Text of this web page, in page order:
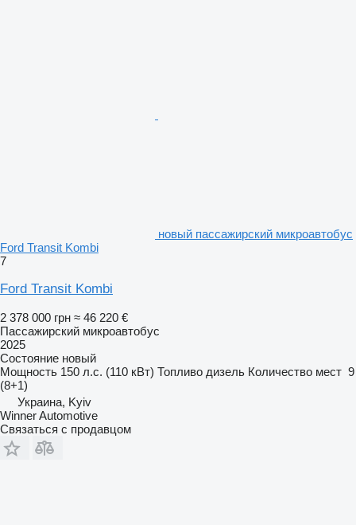
новый пассажирский микроавтобус
Ford Transit Kombi
7
Ford Transit Kombi
2 378 000 грн ≈ 46 220 €
Пассажирский микроавтобус
2025
Состояние новый
Мощность 150 л.с. (110 кВт) Топливо дизель Количество мест 9
(8+1)
Украина, Kyiv
Winner Automotive
Связаться с продавцом